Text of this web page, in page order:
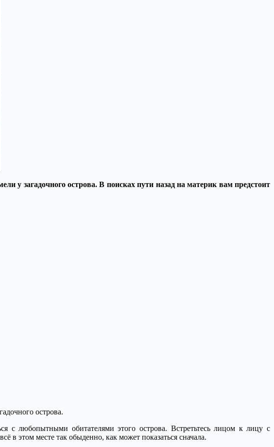
у загадочного острова. В поисках пути назад на материк вам предстоит
острова.
с любопытными обитателями этого острова. Встретьтесь лицом к лицу с
в этом месте так обыденно, как может показаться сначала.